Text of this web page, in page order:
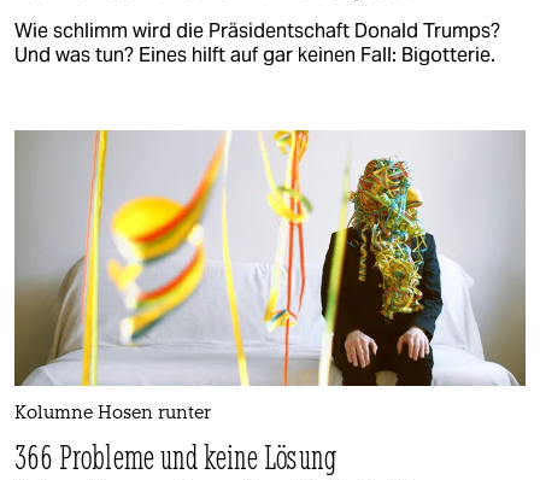
Wie schlimm wird die Präsidentschaft Donald Trumps?
Und was tun? Eines hilft auf gar keinen Fall: Bigotterie.
Kolumne Hosen runter
366 Probleme und keine Lösung